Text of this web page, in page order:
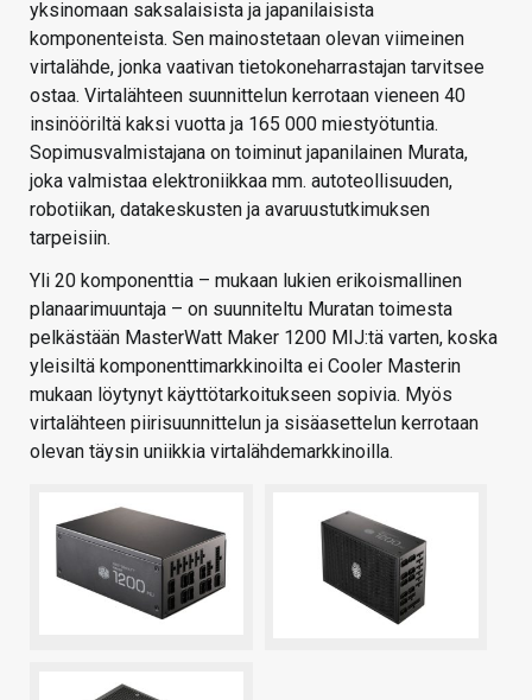
yksinomaan saksalaisista ja japanilaisista
komponenteista. Sen mainostetaan olevan viimeinen
virtalähde, jonka vaativan tietokoneharrastajan tarvitsee
ostaa. Virtalähteen suunnittelun kerrotaan vieneen 40
insinööriltä kaksi vuotta ja 165 000 miestyötuntia.
Sopimusvalmistajana on toiminut japanilainen Murata,
joka valmistaa elektroniikkaa mm. autoteollisuuden,
robotiikan, datakeskusten ja avaruustutkimuksen
tarpeisiin.
Yli 20 komponenttia – mukaan lukien erikoismallinen
planaarimuuntaja – on suunniteltu Muratan toimesta
pelkästään MasterWatt Maker 1200 MIJ:tä varten, koska
yleisiltä komponenttimarkkinoilta ei Cooler Masterin
mukaan löytynyt käyttötarkoitukseen sopivia. Myös
virtalähteen piirisuunnittelun ja sisäasettelun kerrotaan
olevan täysin uniikkia virtalähdemarkkinoilla.